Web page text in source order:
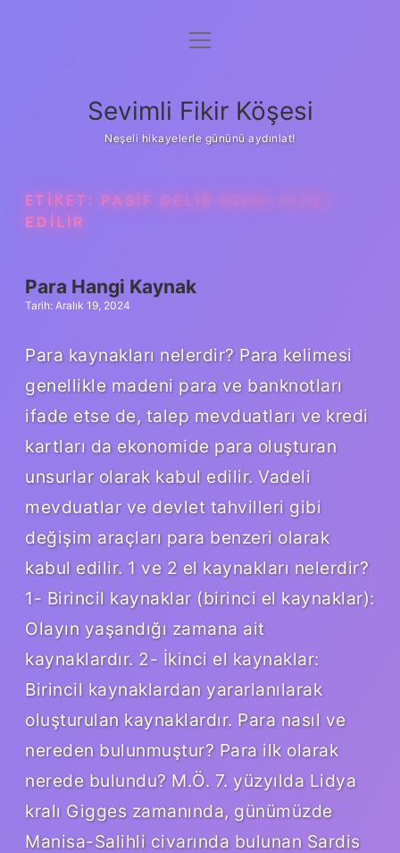
Anasayfa
Yasal Uyarı
menüyü
Sevimli Fikir Köşesi
Neşeli hikayelerle gününü aydınlat!
ETIKET: PASIF GELIR NASIL ELDE
EDILIR
Para Hangi Kaynak
Tarih: Aralık 19, 2024
Para kaynakları nelerdir? Para kelimesi
genellikle madeni para ve banknotları
ifade etse de, talep mevduatları ve kredi
kartları da ekonomide para oluşturan
unsurlar olarak kabul edilir. Vadeli
mevduatlar ve devlet tahvilleri gibi
değişim araçları para benzeri olarak
kabul edilir. 1 ve 2 el kaynakları nelerdir?
1- Birincil kaynaklar (birinci el kaynaklar):
Olayın yaşandığı zamana ait
kaynaklardır. 2- İkinci el kaynaklar:
Birincil kaynaklardan yararlanılarak
oluşturulan kaynaklardır. Para nasıl ve
nereden bulunmuştur? Para ilk olarak
nerede bulundu? M.Ö. 7. yüzyılda Lidya
kralı Gigges zamanında, günümüzde
Manisa-Salihli civarında bulunan Sardis